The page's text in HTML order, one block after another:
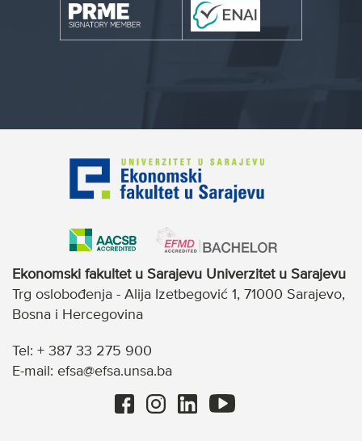
Ekonomski fakultet u Sarajevu Univerzitet u Sarajevu
Trg oslobođenja - Alija Izetbegović 1, 71000 Sarajevo,
Bosna i Hercegovina
Tel: + 387 33 275 900
E-mail: efsa@efsa.unsa.ba